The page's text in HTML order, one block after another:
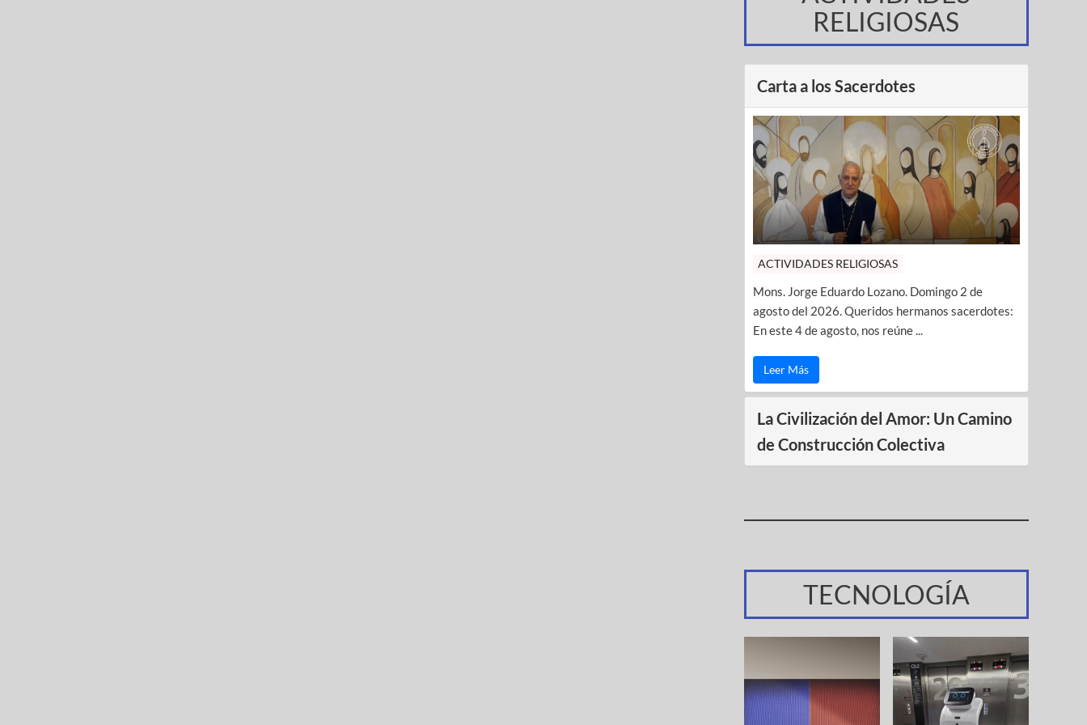
RELIGIOSAS
Carta a los Sacerdotes
ACTIVIDADES RELIGIOSAS
Mons. Jorge Eduardo Lozano. Domingo 2 de
agosto del 2026. Queridos hermanos sacerdotes:
En este 4 de agosto, nos reúne ...
Leer Más
La Civilización del Amor: Un Camino
de Construcción Colectiva
TECNOLOGÍA